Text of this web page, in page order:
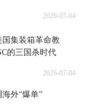
2026-07-04
国集装箱革命教
的三国杀时代
2026-07-04
外“爆单”